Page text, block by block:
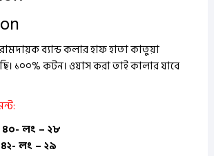
ব্যান্ড কলার হাফ হাতা কাতুয়া
১০০% কটন।ওয়াস করা তাই কালার যাবে
৪০- লং – ২৮
লং – ২৯